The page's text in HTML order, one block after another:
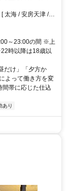
太海 / 安房天津 /
車 / バイク通勤
～23:00の間 ※上
時以降は18歳以
だけ」「夕方か
よって働き方を変
帯に応じた仕込
あり